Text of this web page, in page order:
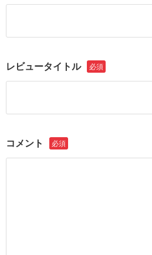
レビュータイトル 必須
コメント 必須